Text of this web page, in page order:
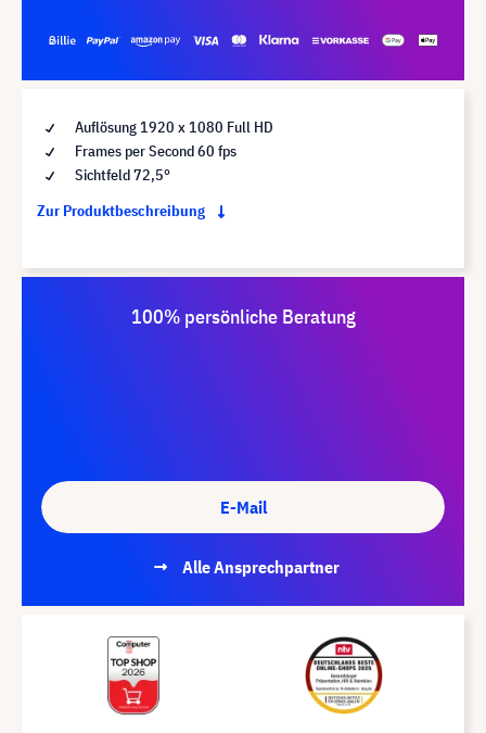
Auflösung 1920 x 1080 Full HD
Frames per Second 60 fps
Sichtfeld 72,5°
Zur Produktbeschreibung
100% persönliche Beratung
E-Mail
Alle Ansprechpartner